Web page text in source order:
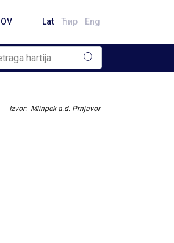
Lat Ћир Eng
Izvor: Mlinpek a.d. Prnjavor